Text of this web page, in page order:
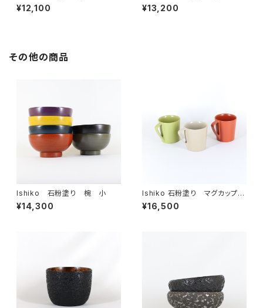
¥12,100 ¥13,200
その他の商品
Ishiko 石粉塗り 椀 小
¥14,300
Ishiko 石粉塗り マグカップ
小
¥16,500